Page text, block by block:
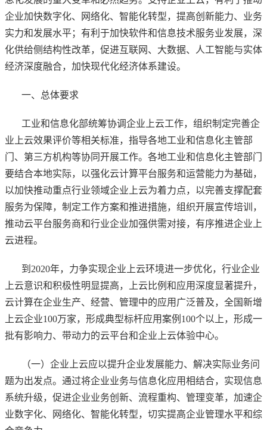
企业加快数字化、网络化、智能化转型，提高创新能力、业务
实力和发展水平；有利于加快软件和信息技术服务业发展，深
化供给侧结构性改革，促进互联网、大数据、人工智能与实体
经济深度融合，加快现代化经济体系建设。
一、总体要求
工业和信息化部统筹协调企业上云工作，组织制定完善企
业上云效果评价等相关标准，指导各地工业和信息化主管部
门、第三方机构等协同开展工作。各地工业和信息化主管部门
要结合本地实际，以强化云计算平台服务和运营能力为基础，
以加快推动重点行业领域企业上云为着力点，以完善支撑配套
服务为保障，制定工作方案和推进措施，组织开展宣传培训，
推动云平台服务商和行业企业加强供需对接，有序推进企业上
云进程。
到2020年，力争实现企业上云环境进一步优化，行业企业
上云意识和积极性明显提高，上云比例和应用深度显著提升，
云计算在企业生产、经营、管理中的应用广泛普及，全国新增
上云企业100万家，形成典型标杆应用案例100个以上，形成一
批有影响力、带动力的云平台和企业上云体验中心。
（一）企业上云应以提升企业发展能力、解决实际业务问
题为出发点。通过将企业业务与信息化应用相结合，实现信息
系统升级，促进企业业务创新、流程重构、管理变革，加速企
业数字化、网络化、智能化转型，切实提高企业管理水平和综